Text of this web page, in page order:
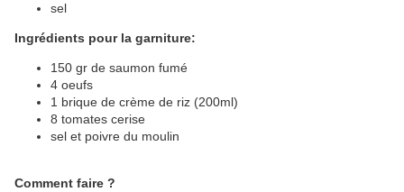
sel
Ingrédients pour la garniture:
150 gr de saumon fumé
4 oeufs
1 brique de crème de riz (200ml)
8 tomates cerise
sel et poivre du moulin
Comment faire ?